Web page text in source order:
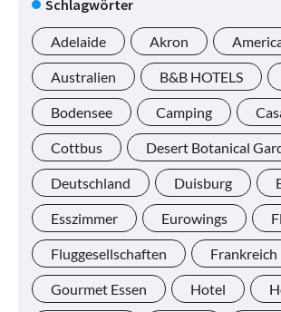
Schlagwörter
Adelaide Akron
Australien B&B HOTELS
Bodensee Camping
Cottbus Desert Botanical
Deutschland Duisburg
Esszimmer Eurowings
Fluggesellschaften Frankreich
Gourmet Essen Hotel